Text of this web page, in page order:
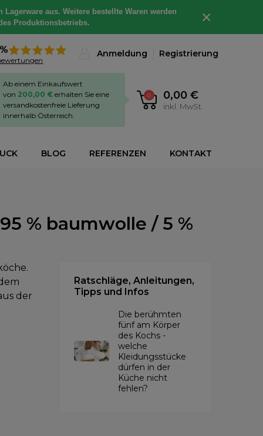
aus. Weitere bestellte Waren werden
Produktionsbetriebs.
×
Anmeldung Registrierung
0 0,00 €
inkl. MwSt.
Ab einem Einkaufswert
von 200,00 € erhalten Sie eine
versandkostenfreie Lieferung
innerhalb Österreich.
BLOG REFERENZEN KONTAKT
% baumwolle / 5 %
der
Ratschläge, Anleitungen,
Tipps und Infos
Die berühmten
fünf am Körper
des Kochs -
welche
Kleidungsstücke
dürfen in der
Küche nicht
fehlen?